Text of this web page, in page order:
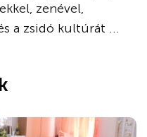
zenével,
a zsidó kultúrát ...